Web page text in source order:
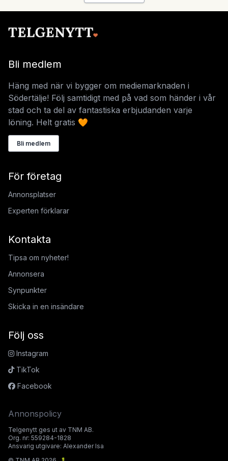
Bli medlem
Häng med när vi bygger om mediemarknaden i
Södertälje! Följ samtidigt med på vad som händer i vår
stad och ta del av fantastiska erbjudanden varje
löning. Helt gratis 🧡
Bli medlem
För företag
Annonsplatser
Experten förklarar
Kontakta
Tipsa om nyheter!
Annonsera
Synpunkter
Skicka in en insändare
Följ oss
Instagram
TikTok
Facebook
Annonspolicy
Telgenytt ges ut av TNM AB.
Org. nr: 559284-1828
Ansvarig utgivare: Alexander Isa